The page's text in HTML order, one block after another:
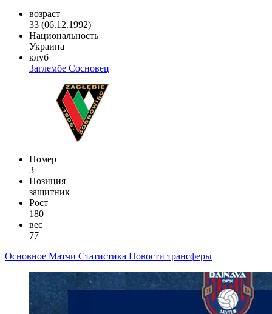
возраст
33 (06.12.1992)
Национальность
Украина
клуб
Заглембе Сосновец
Номер
3
Позиция
защитник
Рост
180
вес
77
Основное Матчи Статистика Новости трансферы